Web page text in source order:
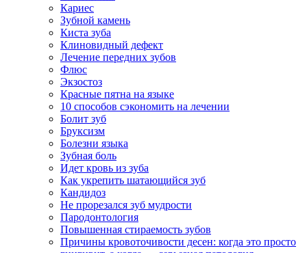
Кариес
Зубной камень
Киста зуба
Клиновидный дефект
Лечение передних зубов
Флюс
Экзостоз
Красные пятна на языке
10 способов сэкономить на лечении
Болит зуб
Бруксизм
Болезни языка
Зубная боль
Идет кровь из зуба
Как укрепить шатающийся зуб
Кандидоз
Не прорезался зуб мудрости
Пародонтология
Повышенная стираемость зубов
Причины кровоточивости десен: когда это просто